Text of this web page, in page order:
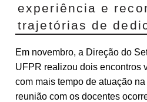
experiência e
trajetórias de
Em novembro, a Direção do
UFPR realizou dois encontros
com mais tempo de atuação
reunião com os docentes